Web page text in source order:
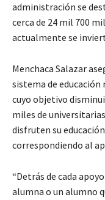
administración se
cerca de 24 mil 700
actualmente se
Menchaca Salazar
sistema de
cuyo objetivo
miles de
disfruten su
correspondiendo al
“Detrás de cada
alumna o un alumno